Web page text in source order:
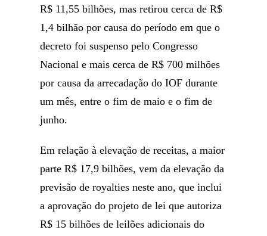
R$ 11,55 bilhões, mas retirou cerca de R$
1,4 bilhão por causa do período em que o
decreto foi suspenso pelo Congresso
Nacional e mais cerca de R$ 700 milhões
por causa da arrecadação do IOF durante
um mês, entre o fim de maio e o fim de
junho.
Em relação à elevação de receitas, a maior
parte R$ 17,9 bilhões, vem da elevação da
previsão de royalties neste ano, que inclui
a aprovação do projeto de lei que autoriza
R$ 15 bilhões de leilões adicionais do